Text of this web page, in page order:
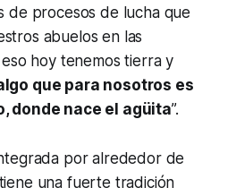
de procesos de lucha que
abuelos en las
eso hoy tenemos tierra y
que para nosotros es
donde nace el agüita”.
por alrededor de
una fuerte tradición